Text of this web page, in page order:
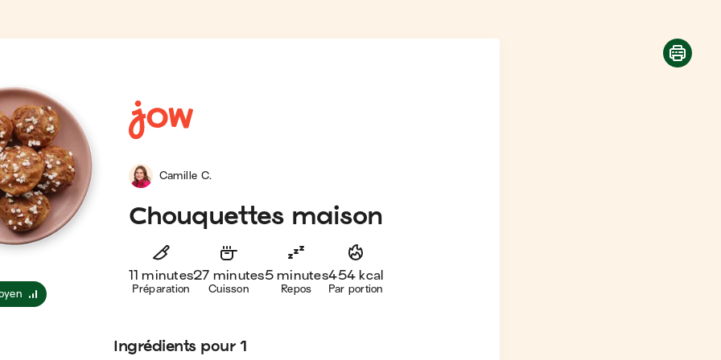
Camille C.
Chouquettes maison
11 minutes
Préparation
27 minutes
Cuisson
5 minutes
Repos
454 kcal
Par portion
Ingrédients pour 1